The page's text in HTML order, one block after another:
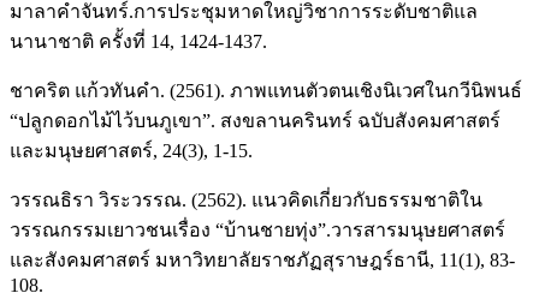
มาลาคำจันทร์.การประชุมหาดใหญ่วิชาการระดับชาติแล
นานาชาติ ครั้งที่ 14, 1424-1437.
ชาคริต แก้วทันคำ. (2561). ภาพแทนตัวตนเชิงนิเวศในกวีนิพนธ์
“ปลูกดอกไม้ไว้บนภูเขา”. สงขลานครินทร์ ฉบับสังคมศาสตร์
และมนุษยศาสตร์, 24(3), 1-15.
วรรณธิรา วิระวรรณ. (2562). แนวคิดเกี่ยวกับธรรมชาติใน
วรรณกรรมเยาวชนเรื่อง “บ้านชายทุ่ง”.วารสารมนุษยศาสตร์
และสังคมศาสตร์ มหาวิทยาลัยราชภัฏสุราษฎร์ธานี, 11(1), 83-
108.